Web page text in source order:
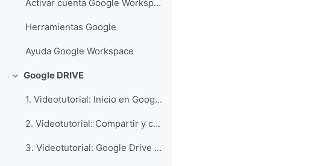
Activar cuenta Google Workspace Unizar
Herramientas Google
Ayuda Google Workspace
Colapsar
Google DRIVE
1. Videotutorial: Inicio en Google Drive
2. Videotutorial: Compartir y colaborar en Google Drive
3. Videotutorial: Google Drive para ordenadores